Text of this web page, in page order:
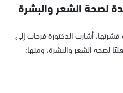
لصحة الشعر والبشرة
قشرتها، أشارت الدكتورة فرحات إلى
لصحة الشعر والبشرة، ومنها: